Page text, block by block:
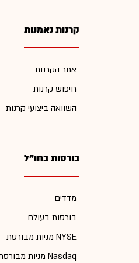
קרנות נאמנות
אתר הקרנות
חיפוש קרנות
השוואה ביצועי קרנות
בורסות בחו"ל
מדדים
בורסות בעולם
מניות מבורסת NYSE
מניות מבורסת Nasdaq